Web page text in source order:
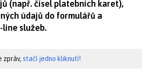
(např. čísel platebních karet),
údajů do formulářů a
line služeb.
zpráv, stačí jedno kliknutí!